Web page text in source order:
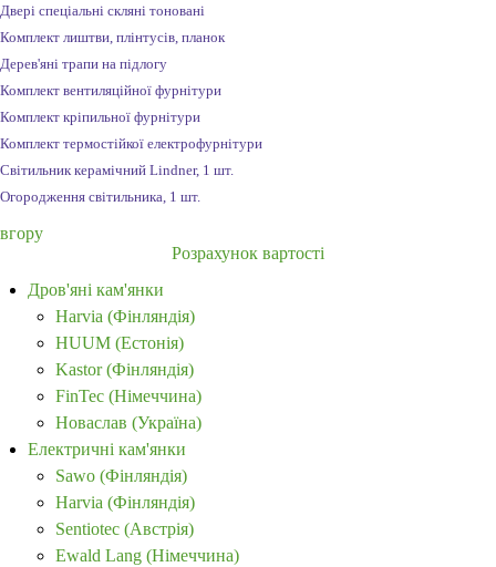
Двері спеціальні скляні тоновані
Комплект лиштви, плінтусів, планок
Дерев'яні трапи на підлогу
Комплект вентиляційної фурнітури
Комплект кріпильної фурнітури
Комплект термостійкої електрофурнітури
Світильник керамічний Lindner, 1 шт.
Огородження світильника, 1 шт.
вгору
Розрахунок вартості
Дров'яні кам'янки
Harvia (Фінляндія)
HUUM (Естонія)
Kastor (Фінляндія)
FinTec (Німеччина)
Новаслав (Україна)
Електричні кам'янки
Sawo (Фінляндія)
Harvia (Фінляндія)
Sentiotec (Австрія)
Ewald Lang (Німеччина)